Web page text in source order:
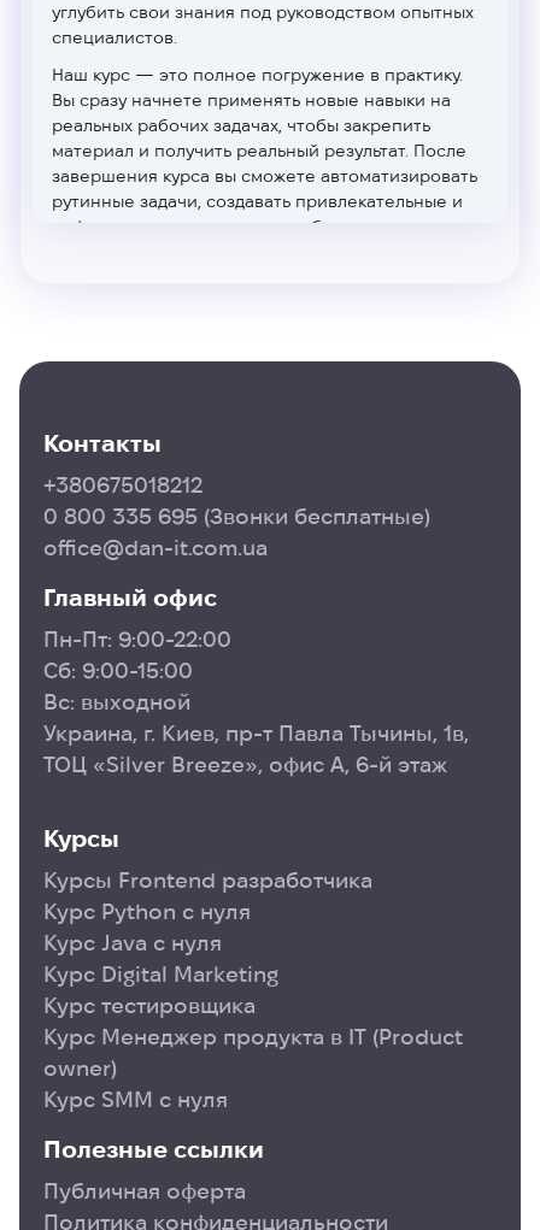
углубить свои знания под руководством опытных
специалистов.
Наш курс — это полное погружение в практику.
Вы сразу начнете применять новые навыки на
реальных рабочих задачах, чтобы закрепить
материал и получить реальный результат. После
завершения курса вы сможете автоматизировать
рутинные задачи, создавать привлекательные и
информативные отчеты и дашборды, а также
Тернополе и начните менять свой подход к
Контакты
+380675018212
0 800 335 695 (Звонки бесплатные)
office@dan-it.com.ua
Главный офис
Пн-Пт: 9:00-22:00
Сб: 9:00-15:00
Вс: выходной
Украина, г. Киев, пр-т Павла Тычины, 1в,
ТОЦ «Silver Breeze», офис А, 6-й этаж
Курсы
Курсы Frontend разработчика
Курс Python с нуля
Курс Java с нуля
Курс Digital Marketing
Курс тестировщика
Курс Менеджер продукта в ІТ (Product
owner)
Курс SMM с нуля
Полезные ссылки
Публичная оферта
Политика конфиденциальности